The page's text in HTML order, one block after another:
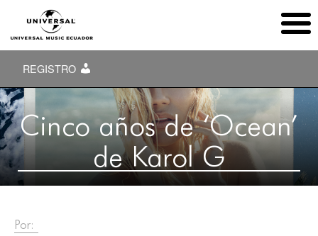
REGISTRO
Cinco años de ‘Ocean’
de Karol G
Por: